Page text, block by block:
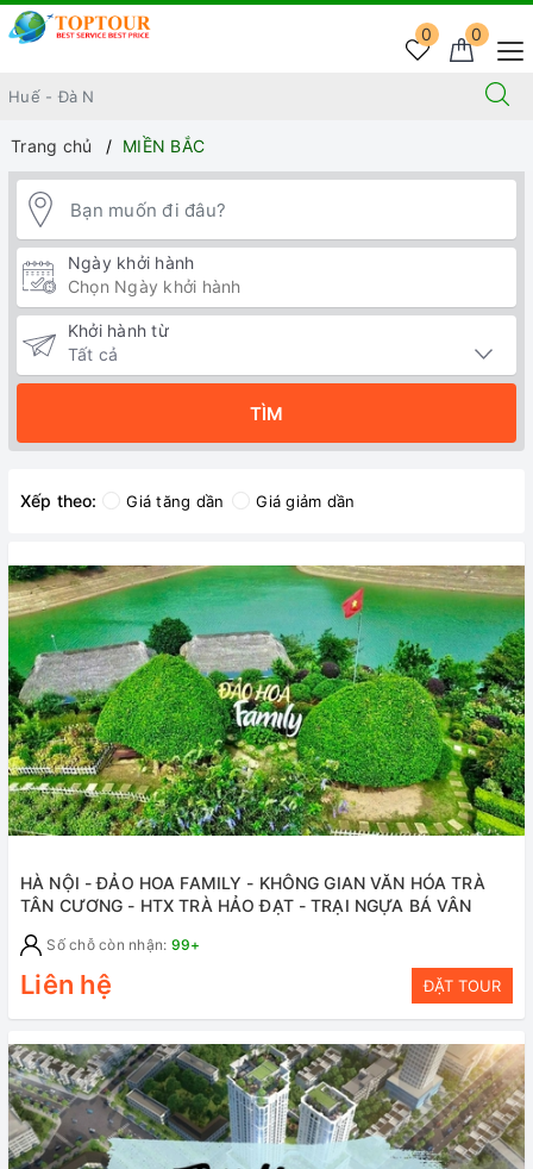
0
0
Trang chủ MIỀN BẮC
Ngày khởi hành
Khởi hành từ
TÌM
Xếp theo: Giá tăng dần Giá giảm dần
HÀ NỘI - ĐẢO HOA FAMILY - KHÔNG GIAN VĂN HÓA TRÀ
TÂN CƯƠNG - HTX TRÀ HẢO ĐẠT - TRẠI NGỰA BÁ VÂN
Số chỗ còn nhận: 99+
Liên hệ ĐẶT TOUR